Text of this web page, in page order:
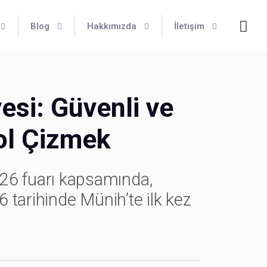
Blog Hakkımızda İletişim
Güvenli ve
Çizmek
fuarı kapsamında,
tarihinde Münih’te ilk kez